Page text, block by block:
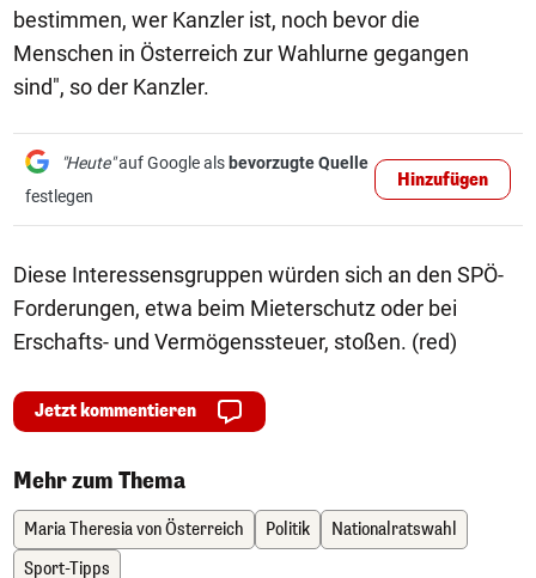
bestimmen, wer Kanzler ist, noch bevor die
Menschen in Österreich zur Wahlurne gegangen
sind", so der Kanzler.
"Heute"auf Google als bevorzugte Quelle
festlegen
Hinzufügen
Diese Interessensgruppen würden sich an den SPÖ-
Forderungen, etwa beim Mieterschutz oder bei
Erschafts- und Vermögenssteuer, stoßen. (red)
Jetzt kommentieren
Mehr zum Thema
Maria Theresia von Österreich Politik
Nationalratswahl
Sport-Tipps